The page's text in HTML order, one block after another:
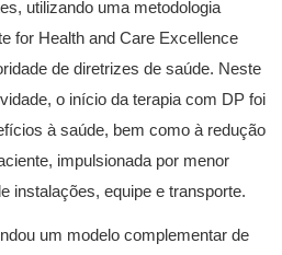
utilizando uma metodologia
for Health and Care Excellence
de diretrizes de saúde. Neste
o início da terapia com DP foi
à saúde, bem como à redução
impulsionada por menor
instalações, equipe e transporte.
um modelo complementar de